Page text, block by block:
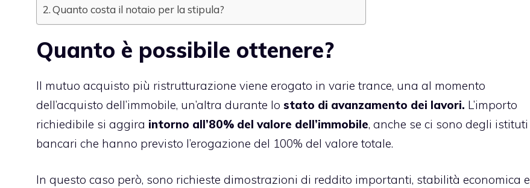
Quanto costa il notaio per la stipula?
Quanto è possibile ottenere?
Il mutuo acquisto più ristrutturazione viene erogato in varie trance, una al momento
dell’acquisto dell’immobile, un’altra durante lo stato di avanzamento dei lavori. L’importo
richiedibile si aggira intorno all’80% del valore dell’immobile, anche se ci sono degli istituti
bancari che hanno previsto l’erogazione del 100% del valore totale.
In questo caso però, sono richieste dimostrazioni di reddito importanti, stabilità economica e